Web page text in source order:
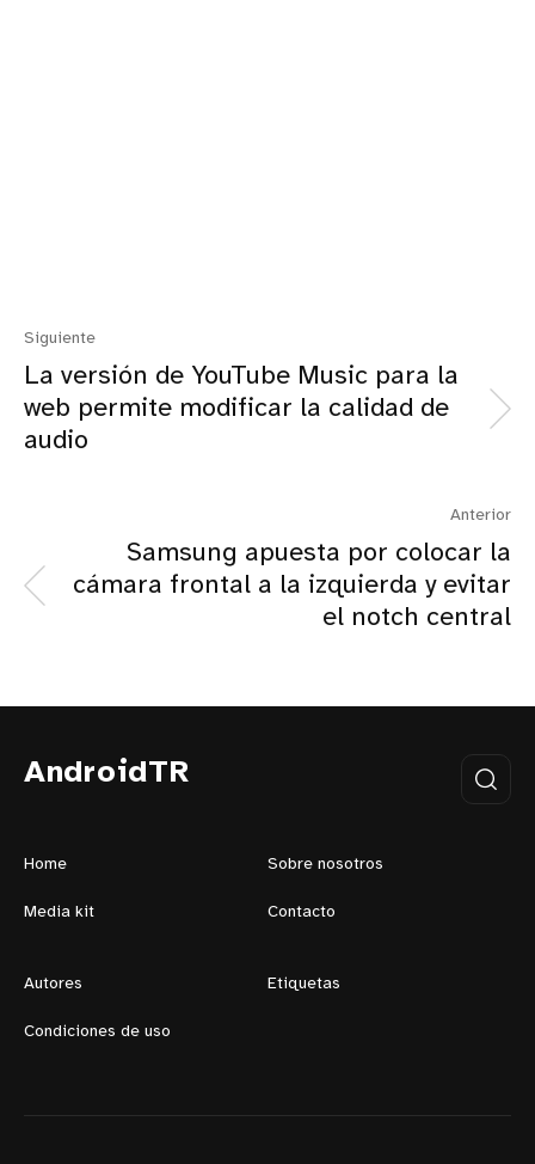
Siguiente
La versión de YouTube Music para la
web permite modificar la calidad de
audio
Anterior
Samsung apuesta por colocar la
cámara frontal a la izquierda y evitar
el notch central
AndroidTR
Home Sobre nosotros
Media kit Contacto
Autores Etiquetas
Condiciones de uso